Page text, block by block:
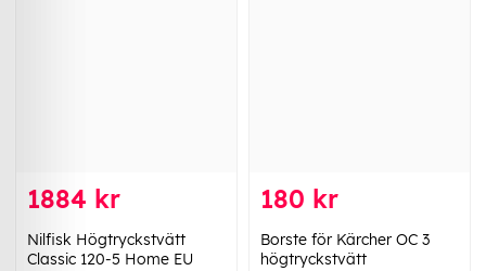
1884 kr
Nilfisk Högtryckstvätt
Classic 120-5 Home EU
180 kr
Borste för Kärcher OC 3
högtryckstvätt